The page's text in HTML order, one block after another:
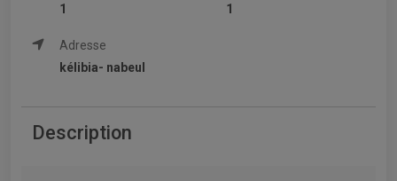
1
1
Adresse
kélibia- nabeul
Description